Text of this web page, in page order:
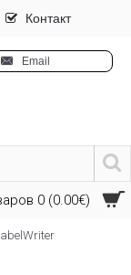
Контакт
Email
0 (0.00€)